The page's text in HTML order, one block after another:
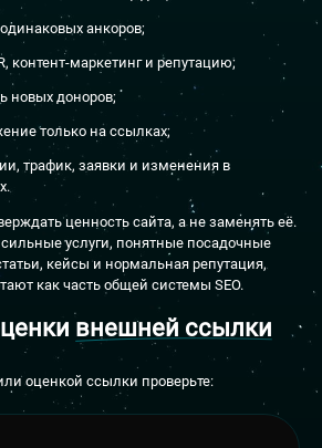
анкоров;
контент-маркетинг и репутацию;
новых доноров;
только на ссылках;
трафик, заявки и изменения в
ценность сайта, а не заменять её.
услуги, понятные посадочные
кейсы и нормальная репутация,
как часть общей системы SEO.
внешней ссылки
оценкой ссылки проверьте: